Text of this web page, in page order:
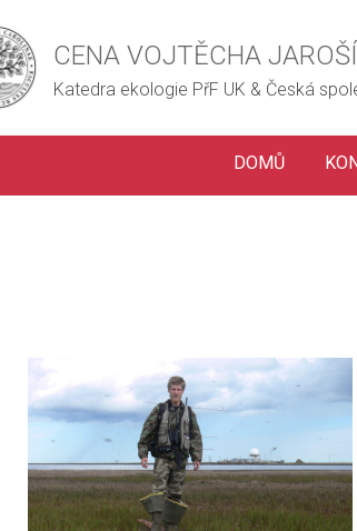
CENA VOJTĚCHA
Katedra ekologie PřF UK & Česká
DOMŮ